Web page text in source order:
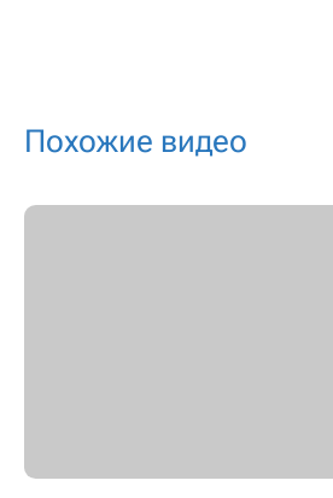
Похожие видео